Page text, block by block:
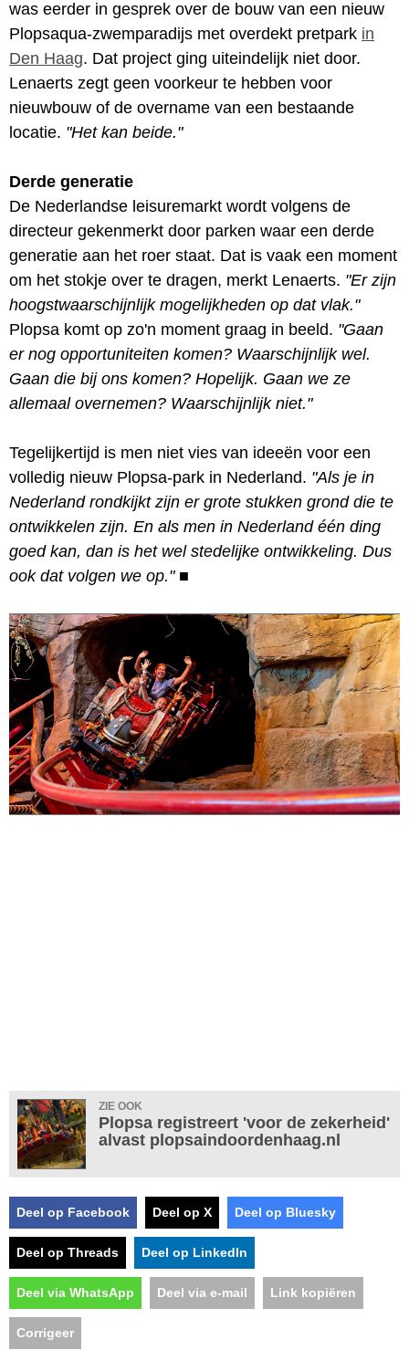
was eerder in gesprek over de bouw van een nieuw
Plopsaqua-zwemparadijs met overdekt pretpark in
Den Haag. Dat project ging uiteindelijk niet door.
Lenaerts zegt geen voorkeur te hebben voor
nieuwbouw of de overname van een bestaande
locatie. "Het kan beide."
Derde generatie
De Nederlandse leisuremarkt wordt volgens de
directeur gekenmerkt door parken waar een derde
generatie aan het roer staat. Dat is vaak een moment
om het stokje over te dragen, merkt Lenaerts. "Er zijn
hoogstwaarschijnlijk mogelijkheden op dat vlak."
Plopsa komt op zo'n moment graag in beeld. "Gaan
er nog opportuniteiten komen? Waarschijnlijk wel.
Gaan die bij ons komen? Hopelijk. Gaan we ze
allemaal overnemen? Waarschijnlijk niet."
Tegelijkertijd is men niet vies van ideeën voor een
volledig nieuw Plopsa-park in Nederland. "Als je in
Nederland rondkijkt zijn er grote stukken grond die te
ontwikkelen zijn. En als men in Nederland één ding
goed kan, dan is het wel stedelijke ontwikkeling. Dus
ook dat volgen we op." ■
ZIE OOK
Plopsa registreert 'voor de zekerheid'
alvast plopsaindoordenhaag.nl
Deel op Facebook Deel op X Deel op Bluesky
Deel op Threads Deel op LinkedIn
Deel via WhatsApp Deel via e-mail Link kopiëren
Corrigeer